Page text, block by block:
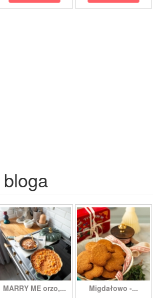
MARRY ME orzo,... Migdałowo -...